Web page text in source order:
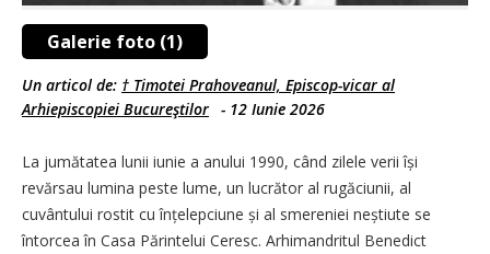
Galerie foto (1)
Un articol de: † Timotei Prahoveanul, Episcop-vicar al
Arhiepiscopiei Bucureştilor - 12 Iunie 2026
La jumătatea lunii iunie a anului 1990, când zilele verii își
revărsau lumina peste lume, un lucrător al rugăciunii, al
cuvântului rostit cu înțelepciune și al smereniei neștiute se
întorcea în Casa Părintelui Ceresc. Arhimandritul Benedict